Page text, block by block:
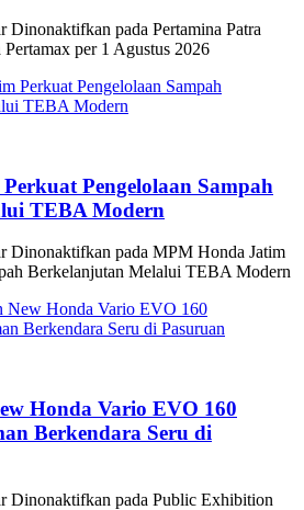
Dinonaktifkan pada Pertamina Patra
per 1 Agustus 2026
Pengelolaan Sampah
TEBA Modern
Dinonaktifkan pada MPM Honda Jatim
Berkelanjutan Melalui TEBA Modern
Honda Vario EVO 160
Berkendara Seru di
Dinonaktifkan pada Public Exhibition